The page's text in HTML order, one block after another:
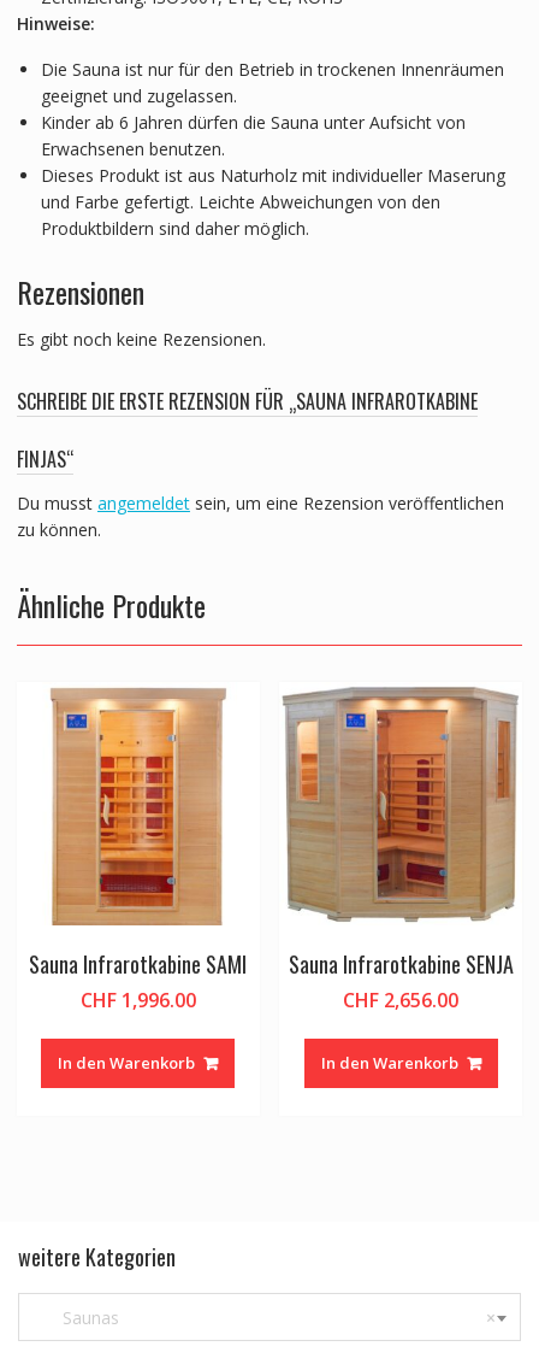
Hinweise:
Die Sauna ist nur für den Betrieb in trockenen Innenräumen
geeignet und zugelassen.
Kinder ab 6 Jahren dürfen die Sauna unter Aufsicht von
Erwachsenen benutzen.
Dieses Produkt ist aus Naturholz mit individueller Maserung
und Farbe gefertigt. Leichte Abweichungen von den
Produktbildern sind daher möglich.
Rezensionen
Es gibt noch keine Rezensionen.
SCHREIBE DIE ERSTE REZENSION FÜR „SAUNA INFRAROTKABINE
FINJAS“
Du musst angemeldetsein, um eine Rezension veröffentlichen
zu können.
Ähnliche Produkte
Sauna Infrarotkabine SAMI
CHF1,996.00
In den Warenkorb
Sauna Infrarotkabine SENJA
CHF 2,656.00
In den Warenkorb
weitere Kategorien
×
Saunas